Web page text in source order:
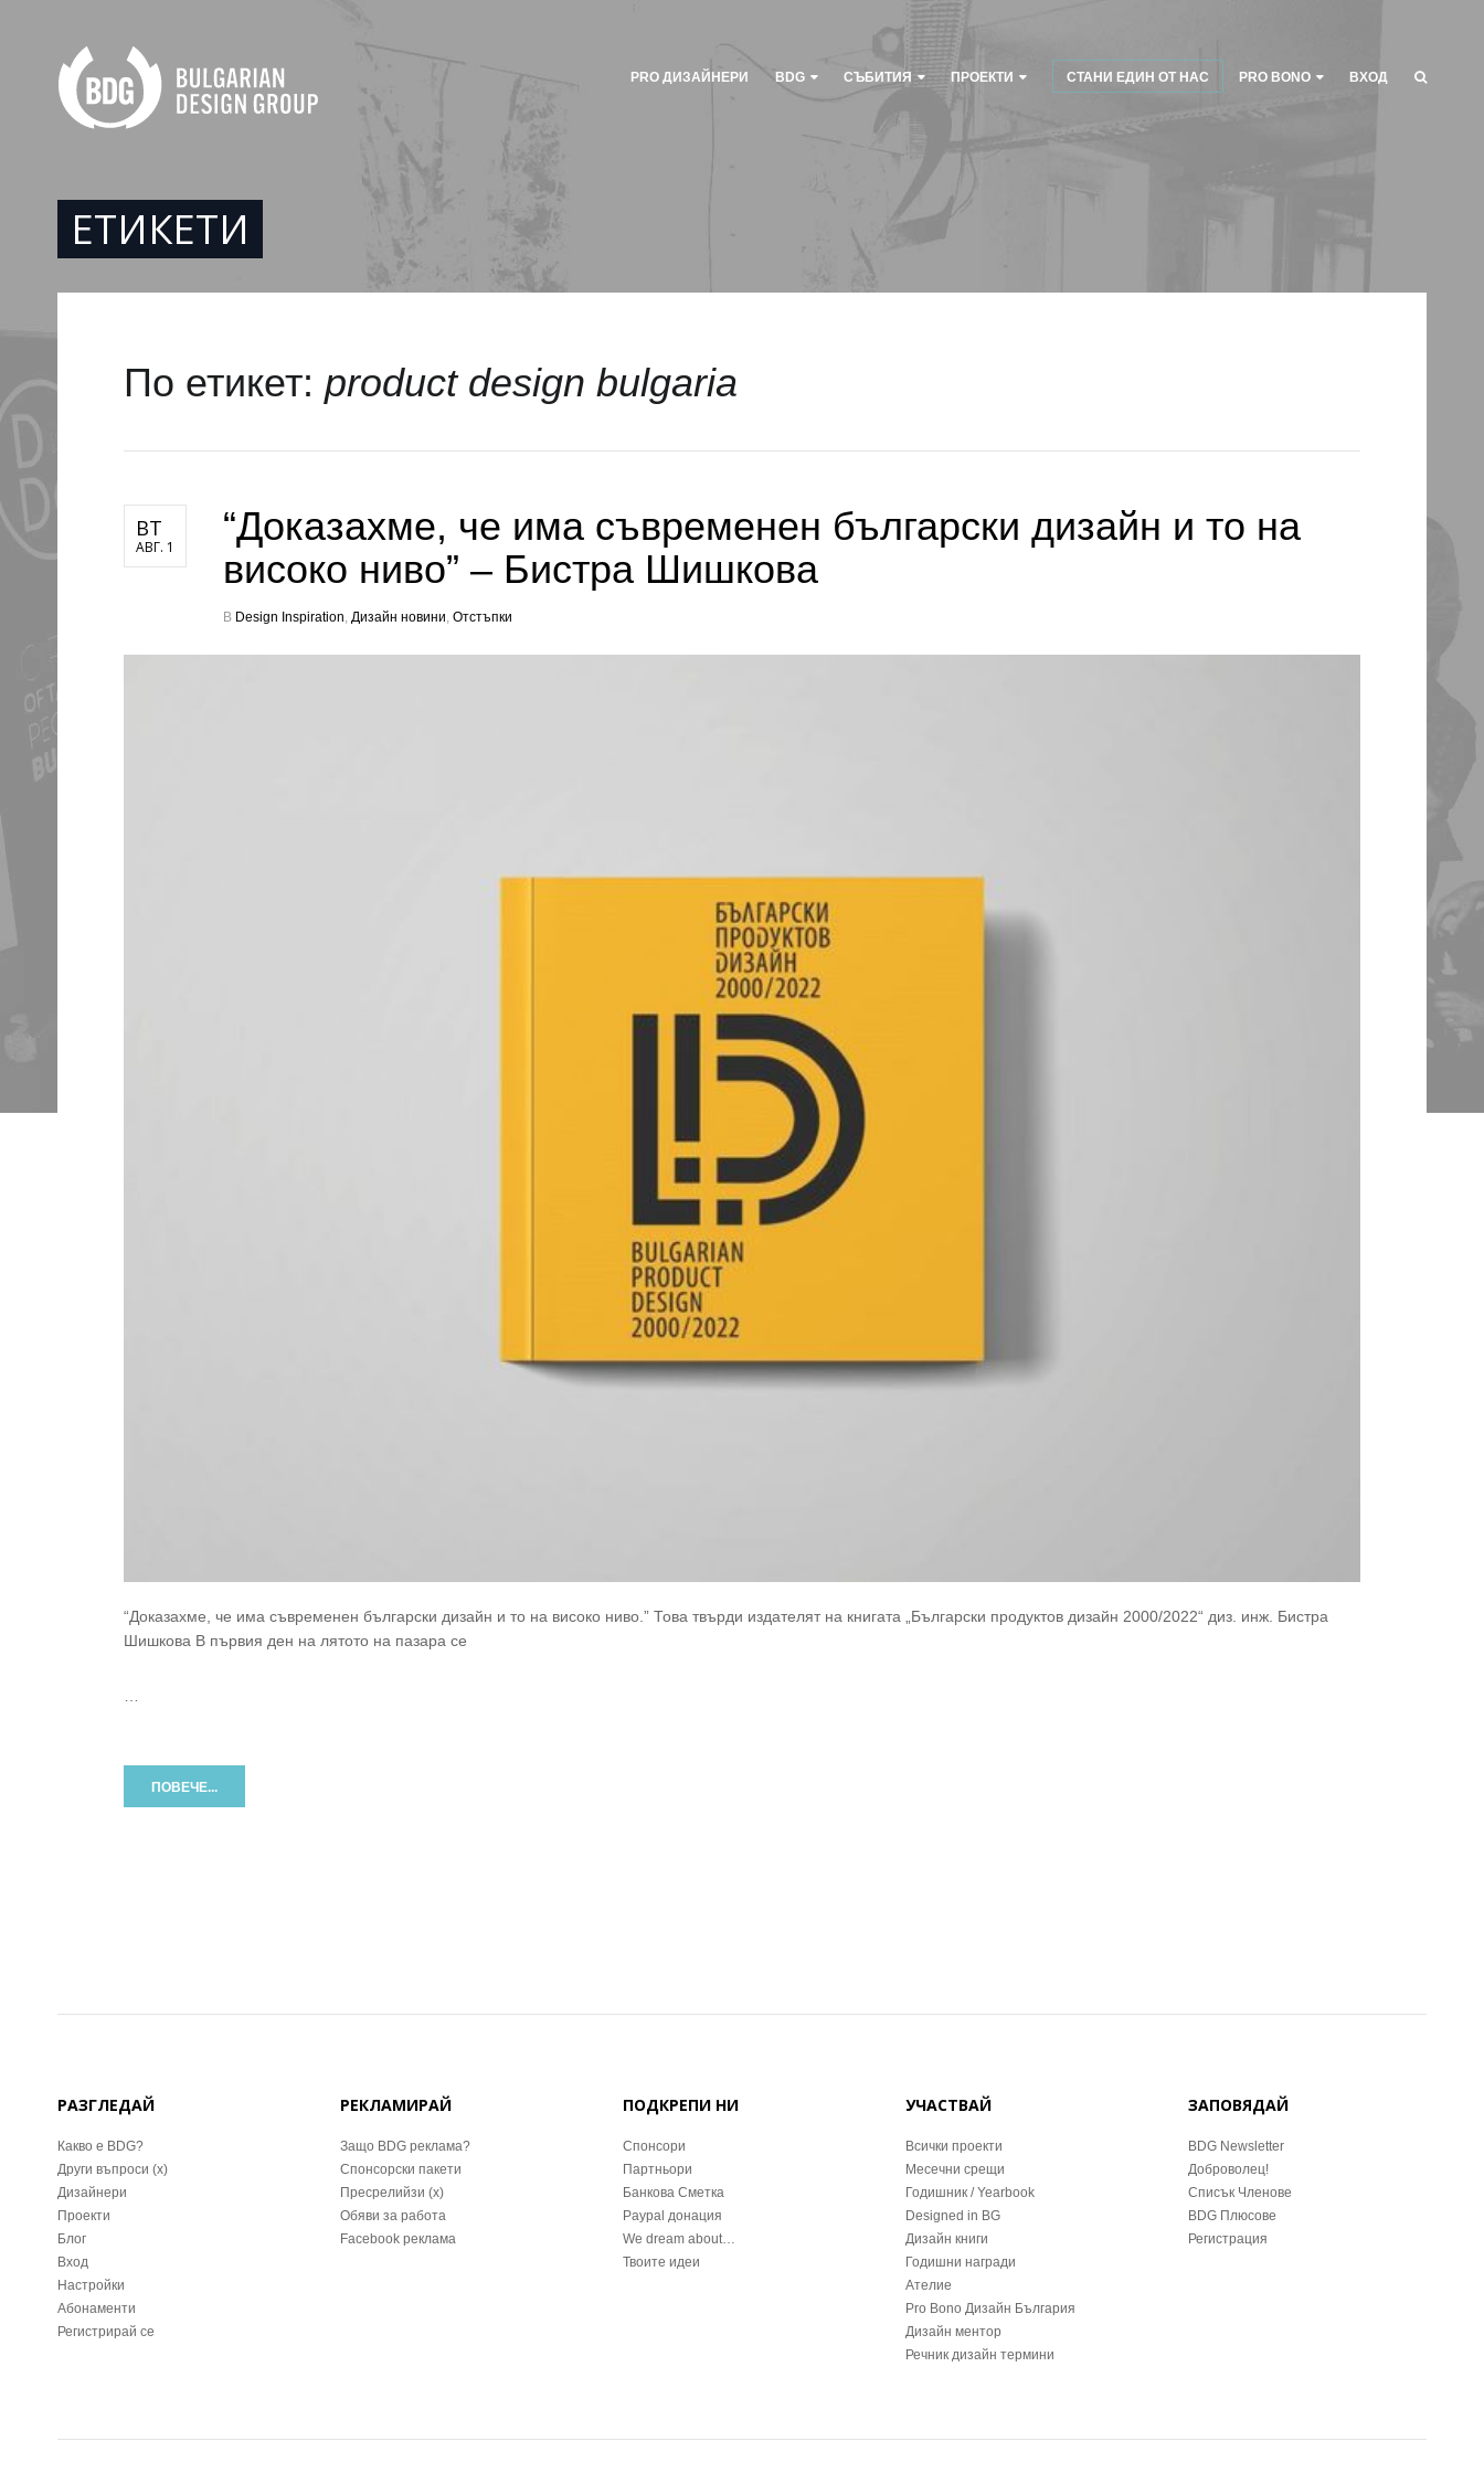
PRO ДИЗАЙНЕРИ BDG СЪБИТИЯ ПРОЕКТИ СТАНИ ЕДИН ОТ НАС PRO BONO ВХОД
ЕТИКЕТИ
По етикет: product design bulgaria
ВТ
АВГ. 1
“Доказахме, че има съвременен български дизайн и то на
високо ниво” – Бистра Шишкова
В Design Inspiration, Дизайн новини, Отстъпки
“Доказахме, че има съвременен български дизайн и то на високо ниво.” Това твърди издателят на книгата „Български продуктов дизайн 2000/2022“ диз. инж. Бистра
Шишкова В първия ден на лятото на пазара се
ПОВЕЧЕ...
РАЗГЛЕДАЙ
Какво е BDG?
Други въпроси (x)
Дизайнери
Проекти
Блог
Вход
Настройки
Абонаменти
Регистрирай се
РЕКЛАМИРАЙ
Защо BDG реклама?
Спонсорски пакети
Пресрелийзи (x)
Обяви за работа
Facebook реклама
ПОДКРЕПИ НИ
Спонсори
Партньори
Банкова Сметка
Paypal донация
We dream about…
Твоите идеи
УЧАСТВАЙ
Всички проекти
Месечни срещи
Годишник / Yearbook
Designed in BG
Дизайн книги
Годишни награди
Ателие
Pro Bono Дизайн България
Дизайн ментор
Речник дизайн термини
ЗАПОВЯДАЙ
BDG Newsletter
Доброволец!
Списък Членове
BDG Плюсове
Регистрация